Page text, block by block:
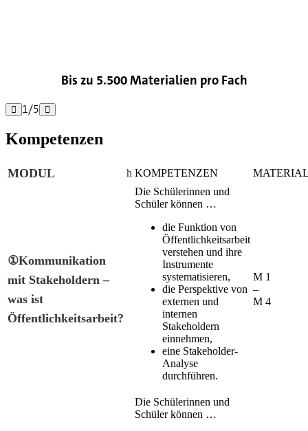
Bis zu 5.500 Materialien pro Fach
 1/5 
Kompetenzen
MODUL h KOMPETENZEN
①Kommunikation
mit Stakeholdern –
was ist
Öffentlichkeitsarbeit?
Die Schülerinnen und
Schüler können …
die Funktion von
Öffentlichkeitsarbeit
verstehen und ihre
Instrumente
systematisieren,
die Perspektive von
externen und
internen
Stakeholdern
einnehmen,
eine Stakeholder-
Analyse
durchführen.
M 1
–
M 4
Die Schülerinnen und
Schüler können …